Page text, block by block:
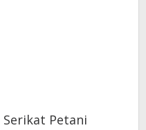
Serikat Petani